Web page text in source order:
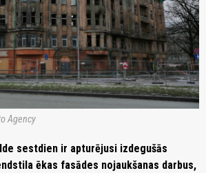
Agency
sestdien ir apturējusi izdegušās
ēkas fasādes nojaukšanas darbus,